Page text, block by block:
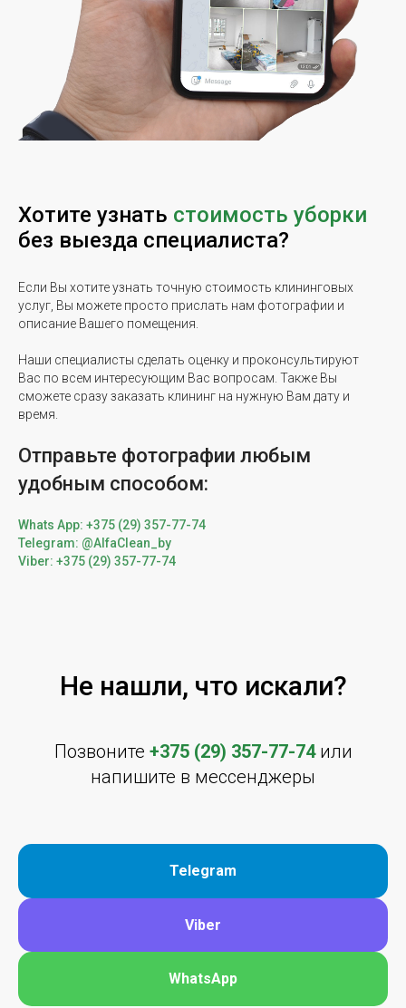
Хотите узнать стоимость уборки
без выезда специалиста?
Если Вы хотите узнать точную стоимость клининговых
услуг, Вы можете просто прислать нам фотографии и
описание Вашего помещения.
Наши специалисты сделать оценку и проконсультируют
Вас по всем интересующим Вас вопросам. Также Вы
сможете сразу заказать клининг на нужную Вам дату и
время.
Отправьте фотографии любым
удобным способом:
Whats App: +375 (29) 357-77-74
Telegram: @AlfaClean_by
Viber: +375 (29) 357-77-74
Не нашли, что искали?
Позвоните +375 (29) 357-77-74 или
напишите в мессенджеры
Telegram
Viber
WhatsApp